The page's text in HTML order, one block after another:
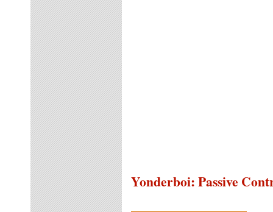
Yonderboi: Passive